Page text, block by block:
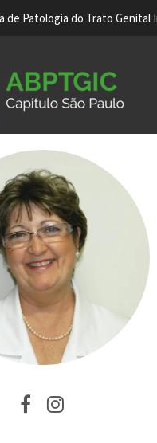
de Patologia do Trato Genital